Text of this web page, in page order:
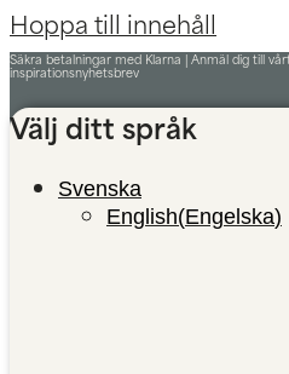
Hoppa till innehåll
Säkra betalningar med Klarna |Anmäl dig till
inspirationsnyhetsbrev
Välj ditt språk
Svenska
English(Engelska)